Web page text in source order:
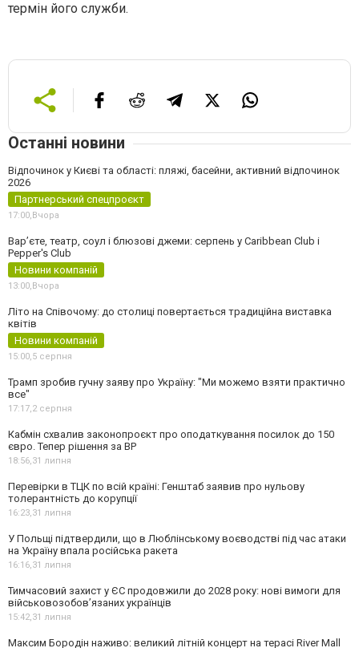
термін його служби.
Останні новини
Відпочинок у Києві та області: пляжі, басейни, активний відпочинок
2026
Партнерський спецпроєкт
17:00,Вчора
Вар’єте, театр, соул і блюзові джеми: серпень у Caribbean Club і
Pepper's Club
Новини компаній
13:00,Вчора
Літо на Співочому: до столиці повертається традиційна виставка
квітів
Новини компаній
15:00,5 серпня
Трамп зробив гучну заяву про Україну: "Ми можемо взяти практично
все"
17:17,2 серпня
Кабмін схвалив законопроєкт про оподаткування посилок до 150
євро. Тепер рішення за ВР
18:56,31 липня
Перевірки в ТЦК по всій країні: Генштаб заявив про нульову
толерантність до корупції
16:23,31 липня
У Польщі підтвердили, що в Люблінському воєводстві під час атаки
на Україну впала російська ракета
16:16,31 липня
Тимчасовий захист у ЄС продовжили до 2028 року: нові вимоги для
військовозобов’язаних українців
15:42,31 липня
Максим Бородін наживо: великий літній концерт на терасі River Mall